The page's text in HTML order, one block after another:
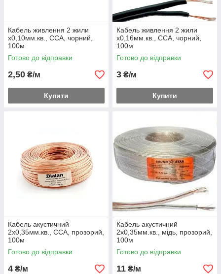
Кабель живлення 2 жили
х0,10мм.кв., CCA, чорний,
100м
Готово до відправки
2,50 ₴/м
Купити
Кабель живлення 2 жили
х0,16мм.кв., CCA, чорний,
100м
Готово до відправки
3 ₴/м
Купити
Кабель акустичний
2х0,35мм.кв., CCA, прозорий,
100м
Готово до відправки
4 ₴/м
Кабель акустичний
2х0,35мм.кв., мідь, прозорий,
100м
Готово до відправки
11 ₴/м